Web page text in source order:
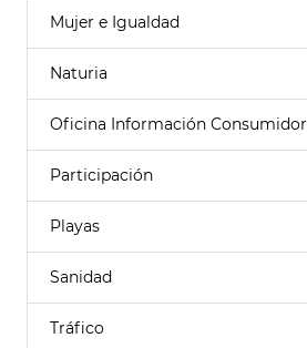
Mujer e Igualdad
Naturia
Oficina Información Consumidor
Participación
Playas
Sanidad
Tráfico